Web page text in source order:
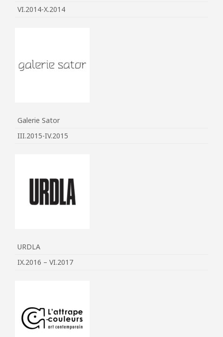
VI.2014-X.2014
Galerie Sator
III.2015-IV.2015
URDLA
IX.2016 – VI.2017